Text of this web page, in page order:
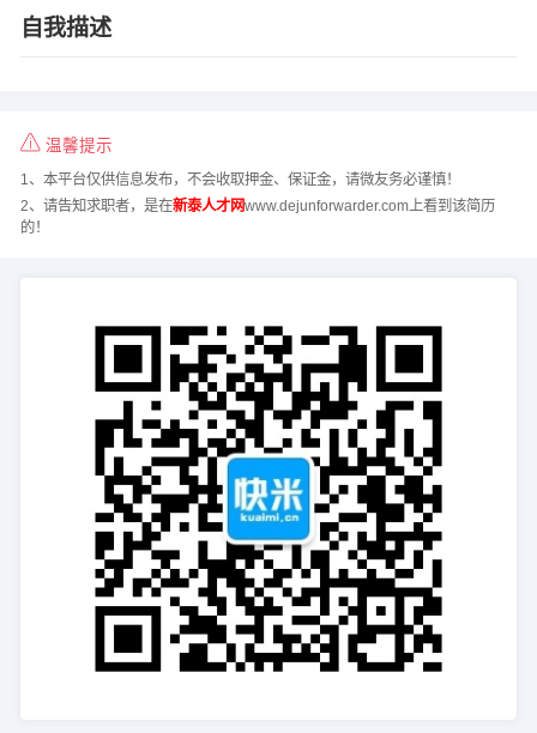
自我描述
温馨提示
1、本平台仅供信息发布，不会收取押金、保证金，请微友务必谨慎！
2、请告知求职者，是在新泰人才网www.dejunforwarder.com上看到该简历
的！